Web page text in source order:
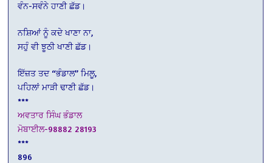
ਵੰਨ-ਸਵੰਨੇ ਹਾਣੀ ਛੱਡ।
ਨਸ਼ਿਆਂ ਨੂੰ ਕਦੇ ਖਾਣਾ ਨਾ,
ਸਹੁੰ ਵੀ ਝੂਠੀ ਖਾਣੀ ਛੱਡ।
ਇੱਜ਼ਤ ਤਦ “ਭੰਡਾਲ” ਮਿਲੂ,
ਪਹਿਲਾਂ ਮਾੜੀ ਢਾਣੀ ਛੱਡ।
***
ਅਵਤਾਰ ਸਿੰਘ ਭੰਡਾਲ
ਮੋਬਾਈਲ-98882 28193
***
896